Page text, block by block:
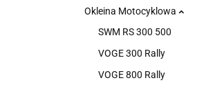
Okleina Motocyklowa
SWM RS 300 500
VOGE 300 Rally
VOGE 800 Rally